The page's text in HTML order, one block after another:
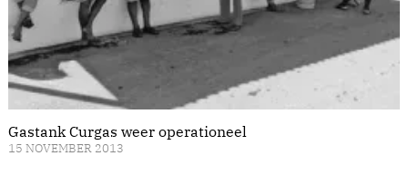
Gastank Curgas weer operationeel
15 NOVEMBER 2013